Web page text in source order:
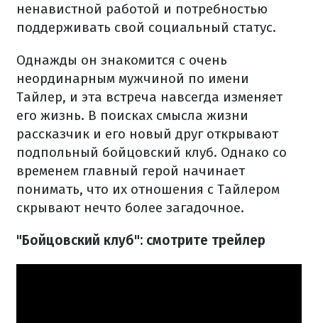
ненавистной работой и потребностью
поддерживать свой социальный статус.
Однажды он знакомится с очень
неординарным мужчиной по имени
Тайлер, и эта встреча навсегда изменяет
его жизнь. В поисках смысла жизни
рассказчик и его новый друг открывают
подпольный бойцовский клуб. Однако со
временем главный герой начинает
понимать, что их отношения с Тайлером
скрывают нечто более загадочное.
"Бойцовский клуб": смотрите трейлер